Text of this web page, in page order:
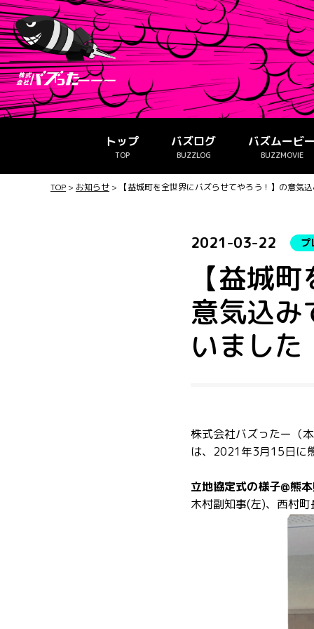
トップ
TOP
バズログ
BUZZLOG
バズムービ
BUZZMOVIE
TOP > お知らせ > 【益城町を全世界にバズらせてやろう！】の意気
2021-03-22 プ
【益城
意気込み
いました
株式会社バズったー（
は、2021年3月15日に
立地協定式の様子@熊
木村副知事(左)、西村町